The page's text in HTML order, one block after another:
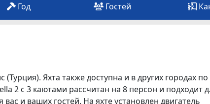
Год Гостей
Яхта также доступна и в других городах
2 с 3 каютами рассчитан на 8 персон и подходит
и ваших гостей. На яхте установлен двигатель